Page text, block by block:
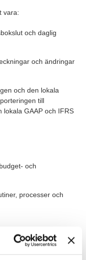
vara:
och daglig
och ändringar
och den lokala
till
lokala GAAP och IFRS
och
processer och